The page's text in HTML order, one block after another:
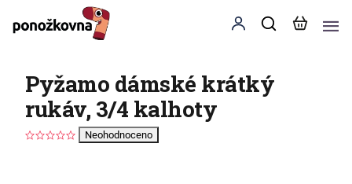
Pyžamo dámské krátký
rukáv, 3/4 kalhoty
Neohodnoceno